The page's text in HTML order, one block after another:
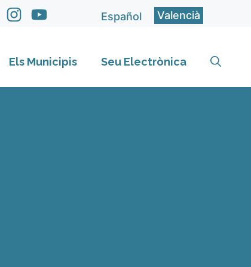
Español Valencià
Els Municipis Seu Electrònica